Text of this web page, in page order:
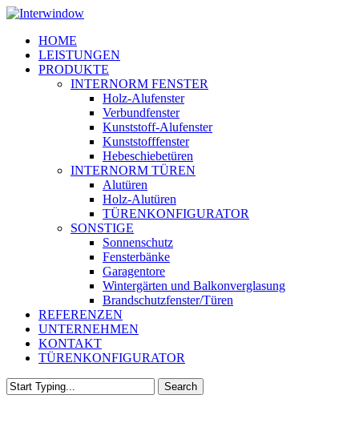
Skip
main
content
Menu
HOME
LEISTUNGEN
PRODUKTE
INTERNORM FENSTER
Holz-Alufenster
Verbundfenster
Kunststoff-Alufenster
Kunststofffenster
Hebeschiebetüren
INTERNORM TÜREN
Alutüren
Holz-Alutüren
TÜRENKONFIGURATOR
SONSTIGE
Sonnenschutz
Fensterbänke
Garagentore
Wintergärten und Balkonverglasung
Brandschutzfenster/Türen
REFERENZEN
UNTERNEHMEN
KONTAKT
TÜRENKONFIGURATOR
Search